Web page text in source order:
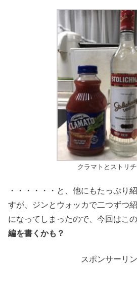
クラマトとストリ
・・・・・・と、他にもたっぷり
すが、ジンとウォッカで二つずつ
になってしまったので、今回はこの
編を書くかも？
スポンサーリ